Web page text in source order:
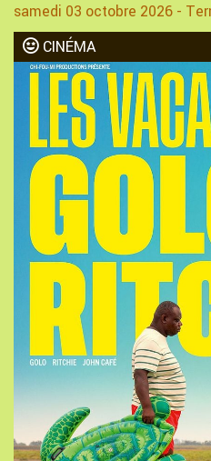
samedi 03 octobre 2026 -
CINÉMA